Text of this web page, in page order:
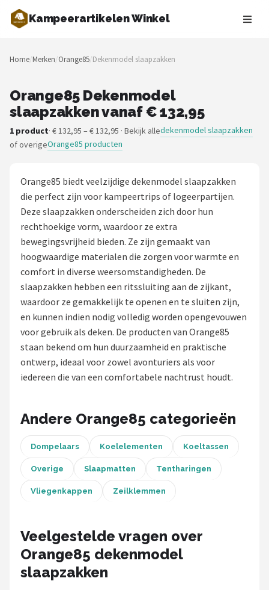
Kampeerartikelen Winkel
Zoeken
NAVIGATIE
Merken
Blog
Slaapzakken
Slaapmatten
Koelboxen
Shop
POPULAIRE MERKEN
Intex
KOEL
Camp
LifeGoods
Bo-Camp
Gimeg
Campingaz
Home/Merken/Orange85/Dekenmodel slaapzakken
Orange85 Dekenmodel
slaapzakken vanaf € 132,95
1 product· € 132,95 – € 132,95 · Bekijk alledekenmodel slaapzakken
of overigeOrange85 producten
Orange85 biedt veelzijdige dekenmodel slaapzakken
die perfect zijn voor kampeertrips of logeerpartijen.
Deze slaapzakken onderscheiden zich door hun
rechthoekige vorm, waardoor ze extra
bewegingsvrijheid bieden. Ze zijn gemaakt van
hoogwaardige materialen die zorgen voor warmte en
comfort in diverse weersomstandigheden. De
slaapzakken hebben een ritssluiting aan de zijkant,
waardoor ze gemakkelijk te openen en te sluiten zijn,
en kunnen indien nodig volledig worden opengevouwen
voor gebruik als deken. De producten van Orange85
staan bekend om hun duurzaamheid en praktische
ontwerp, ideaal voor zowel avonturiers als voor
iedereen die van een comfortabele nachtrust houdt.
Andere Orange85 categorieën
Dompelaars Koelelementen Koeltassen
Overige Slaapmatten Tentharingen
Vliegenkappen Zeilklemmen
Veelgestelde vragen over
Orange85 dekenmodel
slaapzakken